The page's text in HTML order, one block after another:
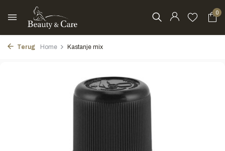
0
Terug Home Kastanje mix